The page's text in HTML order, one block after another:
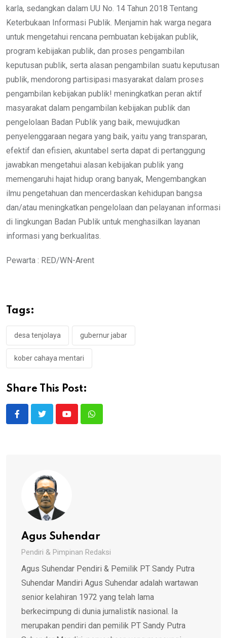
karla, sedangkan dalam UU No. 14 Tahun 2018 Tentang
Keterbukaan Informasi Publik. Menjamin hak warga negara
untuk mengetahui rencana pembuatan kebijakan publik,
program kebijakan publik, dan proses pengambilan
keputusan publik, serta alasan pengambilan suatu keputusan
publik, mendorong partisipasi masyarakat dalam proses
pengambilan kebijakan publik! meningkatkan peran aktif
masyarakat dalam pengambilan kebijakan publik dan
pengelolaan Badan Publik yang baik, mewujudkan
penyelenggaraan negara yang baik, yaitu yang transparan,
efektif dan efisien, akuntabel serta dapat di pertanggung
jawabkan mengetahui alasan kebijakan publik yang
memengaruhi hajat hidup orang banyak, Mengembangkan
ilmu pengetahuan dan mencerdaskan kehidupan bangsa
dan/atau meningkatkan pengelolaan dan pelayanan informasi
di lingkungan Badan Publik untuk menghasilkan layanan
informasi yang berkualitas.
Pewarta : RED/WN-Arent
Tags:
desa tenjolaya gubernur jabar
kober cahaya mentari
Share This Post:
YoutubeWhatsapp
Agus Suhendar
Pendiri & Pimpinan Redaksi
Agus Suhendar Pendiri & Pemilik PT Sandy Putra
Suhendar Mandiri Agus Suhendar adalah wartawan
senior kelahiran 1972 yang telah lama
berkecimpung di dunia jurnalistik nasional. Ia
merupakan pendiri dan pemilik PT Sandy Putra